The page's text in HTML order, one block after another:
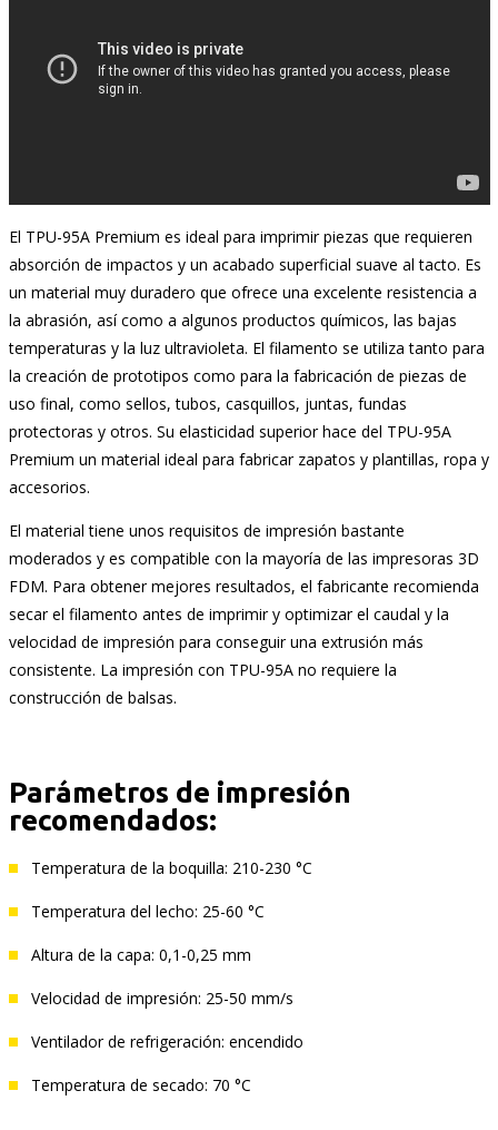
El TPU-95A Premium es ideal para imprimir piezas que requieren
absorción de impactos y un acabado superficial suave al tacto. Es
un material muy duradero que ofrece una excelente resistencia a
la abrasión, así como a algunos productos químicos, las bajas
temperaturas y la luz ultravioleta. El filamento se utiliza tanto para
la creación de prototipos como para la fabricación de piezas de
uso final, como sellos, tubos, casquillos, juntas, fundas
protectoras y otros. Su elasticidad superior hace del TPU-95A
Premium un material ideal para fabricar zapatos y plantillas, ropa y
accesorios.
El material tiene unos requisitos de impresión bastante
moderados y es compatible con la mayoría de las impresoras 3D
FDM. Para obtener mejores resultados, el fabricante recomienda
secar el filamento antes de imprimir y optimizar el caudal y la
velocidad de impresión para conseguir una extrusión más
consistente. La impresión con TPU-95A no requiere la
construcción de balsas.
Parámetros de impresión
recomendados:
Temperatura de la boquilla: 210-230 °C
Temperatura del lecho: 25-60 °C
Altura de la capa: 0,1-0,25 mm
Velocidad de impresión: 25-50 mm/s
Ventilador de refrigeración: encendido
Temperatura de secado: 70 °C